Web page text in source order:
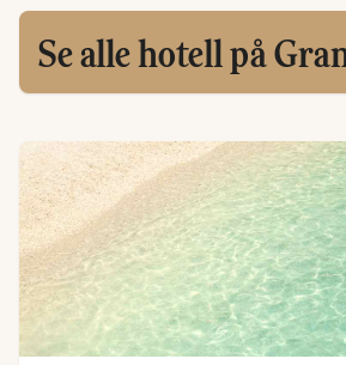
Se alle hotell på